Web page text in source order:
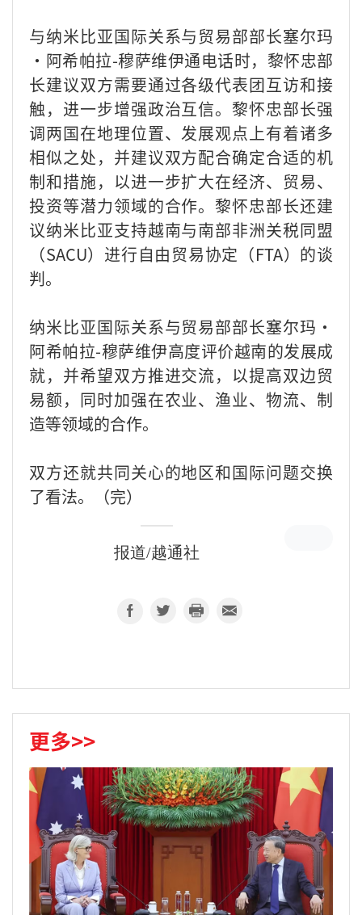
与纳米比亚国际关系与贸易部部长塞尔玛
·阿希帕拉-穆萨维伊通电话时，黎怀忠部
长建议双方需要通过各级代表团互访和接
触，进一步增强政治互信。黎怀忠部长强
调两国在地理位置、发展观点上有着诸多
相似之处，并建议双方配合确定合适的机
制和措施，以进一步扩大在经济、贸易、
投资等潜力领域的合作。黎怀忠部长还建
议纳米比亚支持越南与南部非洲关税同盟
（SACU）进行自由贸易协定（FTA）的谈
判。
纳米比亚国际关系与贸易部部长塞尔玛·
阿希帕拉-穆萨维伊高度评价越南的发展成
就，并希望双方推进交流，以提高双边贸
易额，同时加强在农业、渔业、物流、制
造等领域的合作。
双方还就共同关心的地区和国际问题交换
了看法。（完）
报道/越通社
更多>>